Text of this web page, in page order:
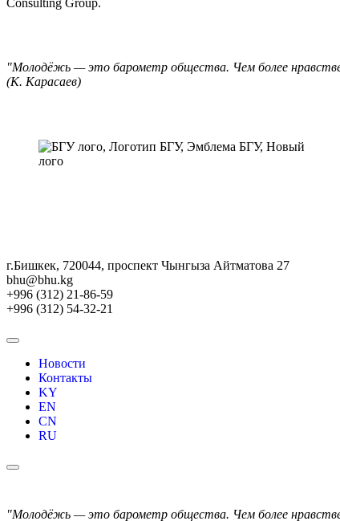
"Молодёжь — это барометр общества. Чем более
(К. Карасаев)
г.Бишкек, 720044, проспект Чынгыза Айтматова 27
bhu@bhu.kg
+996 (312) 21-86-59
+996 (312) 54-32-21
Новости
Контакты
KY
EN
CN
RU
"Молодёжь — это барометр общества. Чем более